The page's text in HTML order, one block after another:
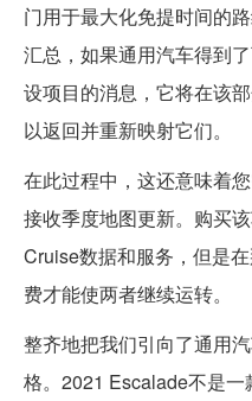
门用于最大化免提时间的
汇总，如果通用汽车得到
设项目的消息，它将在该
以返回并重新映射它们。
在此过程中，这还意味着
接收季度地图更新。购买
Cruise数据和服务，但是
费才能使两者继续运转。
整齐地把我们引向了通用
格。2021 Escalade不是